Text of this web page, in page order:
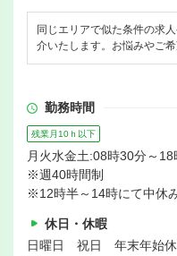
同じエリアで似た条件の求
介いたします。お悩みやご
勤務時間
残業月10ｈ以下
月火水金土:08時30分～18
※週40時間制
※12時半～14時にて中休
休日・休暇
日曜日 祝日 年末年始